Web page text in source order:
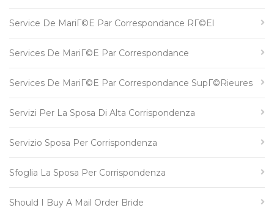
Service De MariГ©e Par Correspondance RГ©el
Services De MariГ©e Par Correspondance
Services De MariГ©e Par Correspondance SupГ©rieures
Servizi Per La Sposa Di Alta Corrispondenza
Servizio Sposa Per Corrispondenza
Sfoglia La Sposa Per Corrispondenza
Should I Buy A Mail Order Bride